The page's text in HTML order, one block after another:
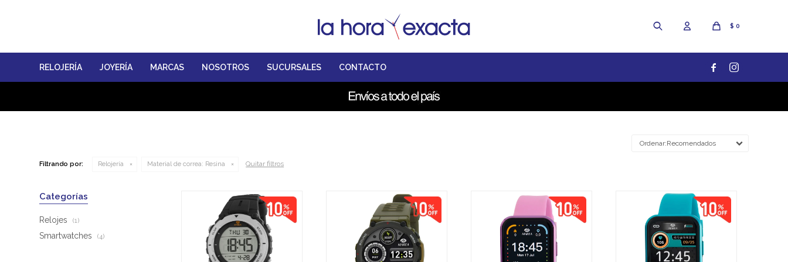
RELOJERÍA JOYERÍA MARCAS NOSOTROS SUCURSALES CONTACTO
$ 0
 
Recomendados
Filtrando por: Relojería Material de correa: Resina Quitar filtros
Categorías
Relojes (1)
Smartwatches (4)